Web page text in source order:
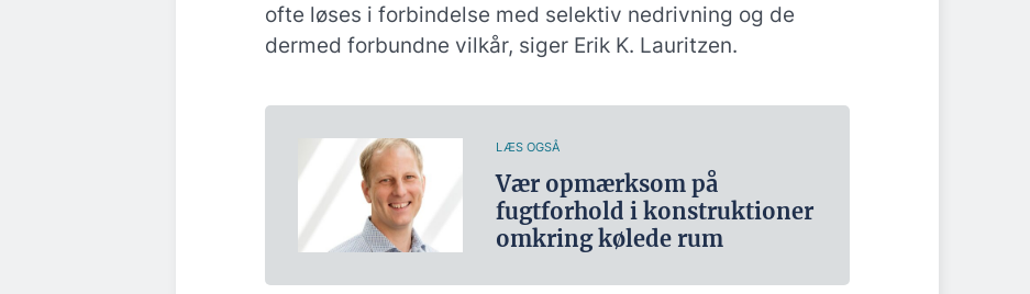
ofte løses i forbindelse med selektiv nedrivning og de
dermed forbundne vilkår, siger Erik K. Lauritzen.
LÆS OGSÅ
Vær opmærksom på
fugtforhold i konstruktioner
omkring kølede rum